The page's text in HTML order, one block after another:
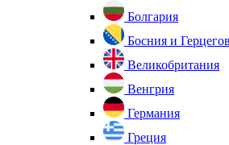
Болгария
Босния и
Великобритания
Венгрия
Германия
Греция